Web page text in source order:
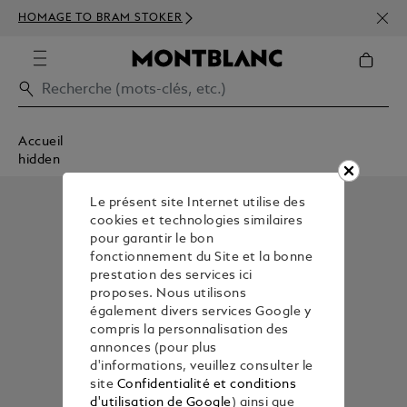
HOMAGE TO BRAM STOKER
350€
Accueil
hidden
Le présent site Internet utilise des
cookies et technologies similaires
pour garantir le bon
fonctionnement du Site et la bonne
prestation des services ici
proposes. Nous utilisons
également divers services Google y
compris la personnalisation des
annonces (pour plus
d'informations, veuillez consulter le
site Confidentialité et conditions
d'utilisation de Google) ainsi que